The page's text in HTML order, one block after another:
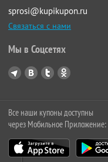
sprosi@kupikupon.ru
Связаться с нами
Мы в Соцсетях
Все наши купоны доступны
через Мобильное Приложение: